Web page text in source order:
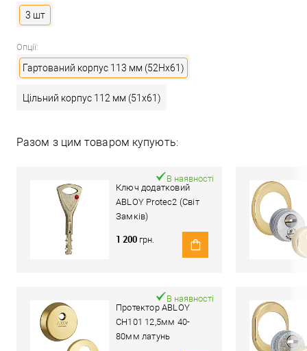
3 шт
Опції:
Гартований корпус 113 мм (52Hx61)
Цільний корпус 112 мм (51x61)
Разом з цим товаром купують:
Ключ додатковий
ABLOY Protec2 (Світ
Замків)
В наявності
1 200 грн.
Протектор ABLOY
CH101 12,5мм 40-
80мм латунь
В наявності